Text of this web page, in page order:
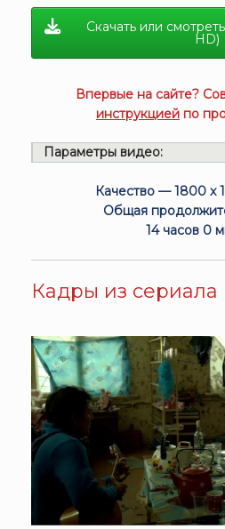
Скачать или
HD)
Впервые на сайте?
инструкцией по
Параметры видео:
Качество — 1800 x
Общая
14 часов 0
Кадры из сериала